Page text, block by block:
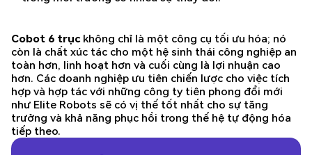
Cobot 6 trụckhông chỉ là một công cụ tối ưu hóa; nó
còn là chất xúc tác cho một hệ sinh thái công nghiệp an
toàn hơn, linh hoạt hơn và cuối cùng là lợi nhuận cao
hơn. Các doanh nghiệp ưu tiên chiến lược cho việc tích
hợp và hợp tác với những công ty tiên phong đổi mới
như Elite Robots sẽ có vị thế tốt nhất cho sự tăng
trưởng và khả năng phục hồi trong thế hệ tự động hóa
tiếp theo.